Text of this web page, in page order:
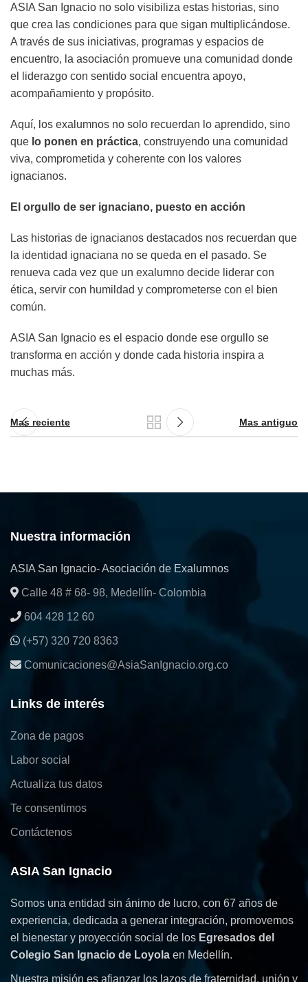
ASIA San Ignacio no solo visibiliza estas historias, sino
que crea las condiciones para que sigan multiplicándose.
A través de sus iniciativas, programas y espacios de
encuentro, la asociación promueve una comunidad donde
el liderazgo con sentido social encuentra apoyo,
acompañamiento y propósito.
Aquí, los exalumnos no solo recuerdan lo aprendido, sino
que lo ponen en práctica, construyendo una comunidad
viva, comprometida y coherente con los valores
ignacianos.
El orgullo de ser ignaciano, puesto en acción
Las historias de ignacianos destacados nos recuerdan que
la identidad ignaciana no se queda en el pasado. Se
renueva cada vez que un exalumno decide liderar con
ética, servir con humildad y comprometerse con el bien
común.
ASIA San Ignacio es el espacio donde ese orgullo se
transforma en acción y donde cada historia inspira a
muchas más.
Mas reciente Mas antiguo
Nuestra información
ASIA San Ignacio- Asociación de Exalumnos
Calle 48 # 68- 98, Medellín- Colombia
604 428 12 60
(+57) 320 720 8363
Comunicaciones@AsiaSanIgnacio.org.co
Links de interés
Zona de pagos
Labor social
Actualiza tus datos
Te consentimos
Contáctenos
ASIA San Ignacio
Somos una entidad sin ánimo de lucro, con 67 años de
experiencia, dedicada a generar integración, promovemos
el bienestar y proyección social de los Egresados del
Colegio San Ignacio de Loyola en Medellín.
Nuestra misión es afianzar los lazos de fraternidad, unión y